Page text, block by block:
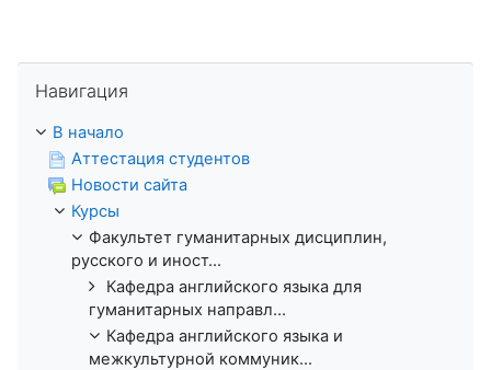
Навигация
В начало
Аттестация студентов
Новости сайта
Курсы
Факультет гуманитарных дисциплин,
русского и иност...
Кафедра английского языка для
гуманитарных направл...
Кафедра английского языка и
межкультурной коммуник...